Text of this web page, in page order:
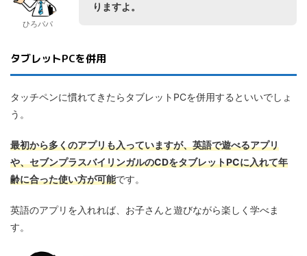
ひろパパ
りますよ。
タブレットPCを併用
タッチペンに慣れてきたらタブレットPCを併用するといいでしょ
う。
最初から多くのアプリも入っていますが、英語で遊べるアプリ
や、セブンプラスバイリンガルのCDをタブレットPCに入れて年
齢に合った使い方が可能です。
英語のアプリを入れれば、お子さんと遊びながら楽しく学べま
す。